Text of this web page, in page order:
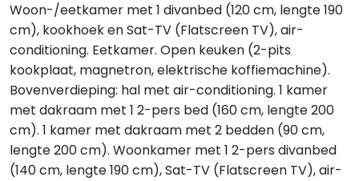
Woon-/eetkamer met 1 divanbed (120 cm, lengte 190
cm), kookhoek en Sat-TV (Flatscreen TV), air-
conditioning. Eetkamer. Open keuken (2-pits
kookplaat, magnetron, elektrische koffiemachine).
Bovenverdieping: hal met air-conditioning. 1 kamer
met dakraam met 1 2-pers bed (160 cm, lengte 200
cm). 1 kamer met dakraam met 2 bedden (90 cm,
lengte 200 cm). Woonkamer met 1 2-pers divanbed
(140 cm, lengte 190 cm), Sat-TV (Flatscreen TV), air-